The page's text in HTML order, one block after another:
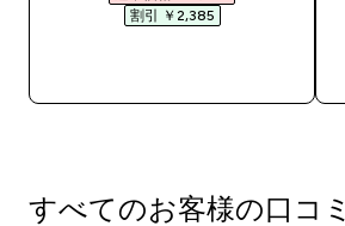
割引 ￥2,385‎
すべてのお客様の口コミ